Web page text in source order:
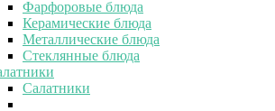
Фарфоровые блюда
Керамические блюда
Металлические блюда
Стеклянные блюда
Салатники